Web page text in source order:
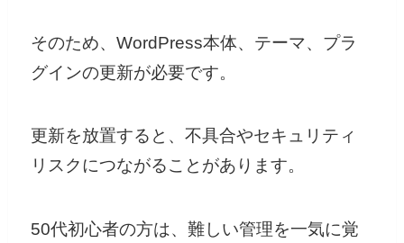
そのため、WordPress本体、テーマ、プラ
グインの更新が必要です。
更新を放置すると、不具合やセキュリティ
リスクにつながることがあります。
50代初心者の方は、難しい管理を一気に覚